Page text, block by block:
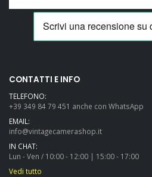
casualmente
imbattuto in questo
fantastico e-
Pentax LX e devo dire
che, a parte il fatto di
aver trovato
un'offerta...
CONTATTI E INFO
TELEFONO:
+39 349 84 79 451 anche con WhatsApp
EMAIL:
info@vintagecamerashop.it
IN CHAT:
Lun - Ven / 10:00 - 12:00 | 15:00 - 17:00
Vedi tutto